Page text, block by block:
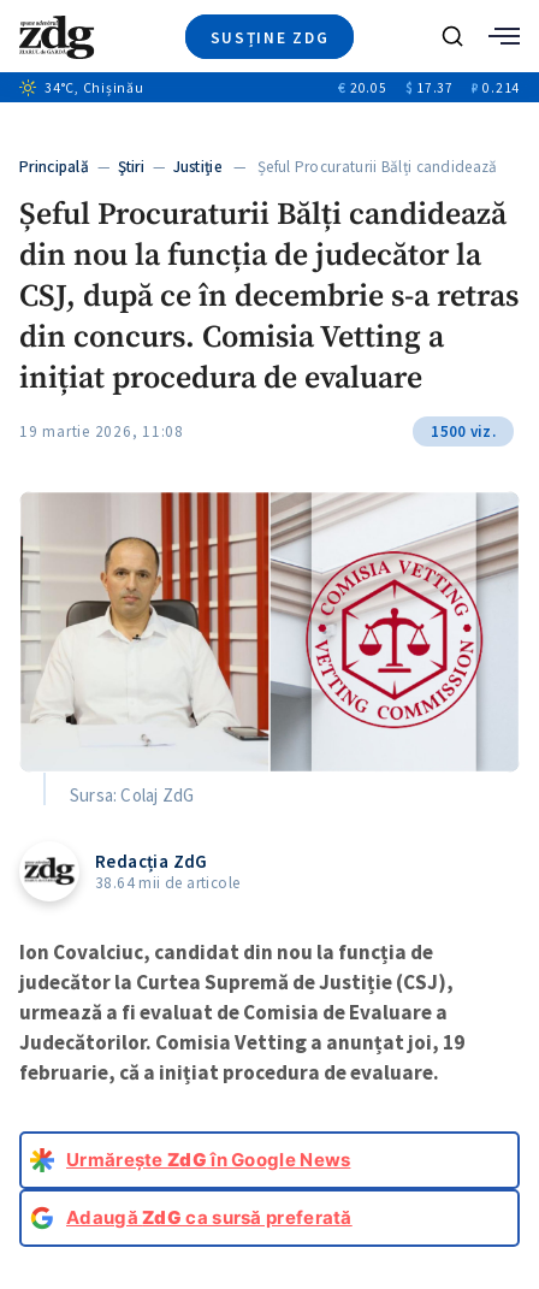
SUSȚINE ZDG
Ştiri
+13
Video
Special
Blog
ZdGust
Caută
34°C, Chișinău € 20.05 $ 17.37 ₽ 0.214
Principală — Ştiri — Justiție— Șeful Procuraturii Bălți candidează
Șeful Procuraturii Bălți candidează
din nou la funcția de judecător la
CSJ, după ce în decembrie s-a retras
din concurs. Comisia Vetting a
inițiat procedura de evaluare
19 martie 2026, 11:08 1500 viz.
Sursa: Colaj ZdG
Redacția ZdG
38.64 mii de articole
Ion Covalciuc, candidat din nou la funcția de
judecător la Curtea Supremă de Justiție (CSJ),
urmează a fi evaluat de Comisia de Evaluare a
Judecătorilor. Comisia Vetting a anunțat joi, 19
februarie, că a inițiat procedura de evaluare.
Urmărește ZdGîn Google News
AdaugăZdG ca sursă preferată